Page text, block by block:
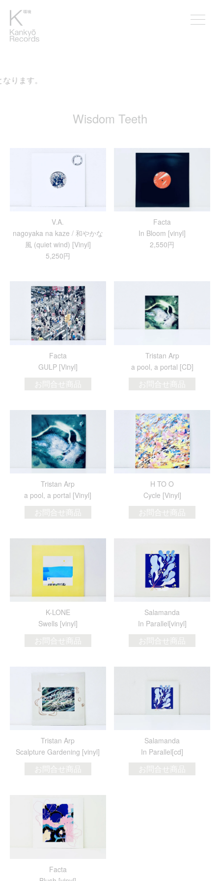
ます。
Wisdom Teeth
V.A.
nagoyaka na kaze / 和やかな
風 (quiet wind) [Vinyl]
5,250円
Facta
In Bloom [vinyl]
2,550円
Facta
GULP [Vinyl]
お問合せ商品
Tristan Arp
a pool, a portal [CD]
お問合せ商品
Tristan Arp
a pool, a portal [Vinyl]
お問合せ商品
H TO O
Cycle [Vinyl]
お問合せ商品
K-LONE
Swells [vinyl]
お問合せ商品
Salamanda
In Parallel[vinyl]
お問合せ商品
Tristan Arp
Scalpture Gardening [vinyl]
お問合せ商品
Salamanda
In Parallel[cd]
お問合せ商品
Facta